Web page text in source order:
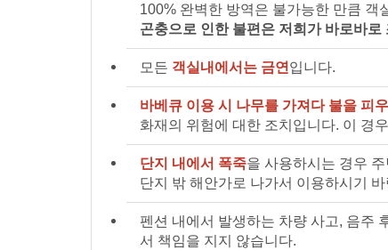
100% 완벽한 방역은 불가능한 만큼 객
곤충으로 인한 불편은 저희가 바로바로
모든 객실내에서는 금연 입니다.
바베큐 이용 시 나무를 가져다 불을 피
화재의 위험에 대한 조치입니다. 이 경
단지 내에서 폭죽을 사용하시는 경우
단지 밖 해안가로 나가서 이용하시기 바
펜션 내에서 발생하는 차량 사고, 음주
서 책임을 지지 않습니다.